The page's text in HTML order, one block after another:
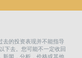
去的投资表现并不能指导
下去。您可能不一定收回
新闻，分析，价格或其他